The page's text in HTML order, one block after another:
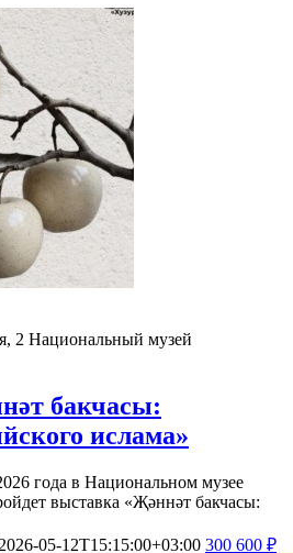
2 Национальный музей
бакчасы:
ислама»
года в Национальном музее
выставка «Җәннәт бакчасы:
2026-05-12T15:15:00+03:00 300 600 ₽